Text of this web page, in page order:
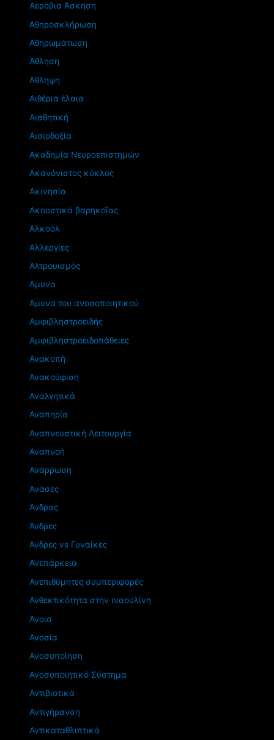
Αερόβια Άσκηση
Αθηροσκλήρωση
Αθηρωμάτωση
Άθληση
Άθληψη
Αιθέρια έλαια
Αισθητική
Αισιοδοξία
Ακαδημία Νευροεπιστημών
Ακανόνιστος κύκλος
Ακινησία
Ακουστικά βαρηκοΐας
Αλκοόλ
Αλλεργίες
Αλτρουισμός
Άμυνα
Άμυνα του ανοσοποιητικού
Αμφιβληστροειδής
Αμφιβληστροειδοπάθειες
Ανακοπή
Ανακούφιση
Αναλγητικά
Αναπηρία
Αναπνευστική Λειτουργία
Αναπνοή
Ανάρρωση
Ανάσες
Άνδρας
Άνδρες
Άνδρες vs Γυναίκες
Ανεπάρκεια
Ανεπιθύμητες συμπεριφορές
Ανθεκτικότητα στην ινσουλίνη
Άνοια
Ανοσία
Ανοσοποίηση
Ανοσοποιητικό Σύστημα
Αντιβιοτικά
Αντιγήρανση
Αντικαταθλιπτικά